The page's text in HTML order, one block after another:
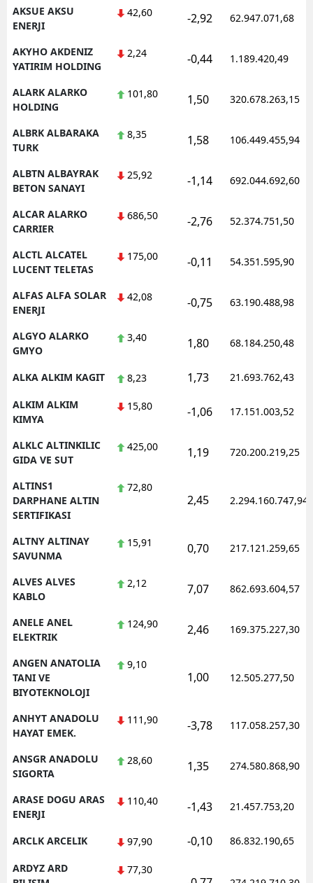
Sinop
Sivas
Trabzon
Uşak
Zonguldak
Aksaray
Batman
Yalova
Karabük
Osmaniye
AKSUE AKSU
ENERJI
42,60 -2,92 62.947.071,68
AKYHO AKDENIZ
YATIRIM HOLDING
2,24 -0,44 1.189.420,49
ALARK ALARKO
HOLDING
101,80 1,50 320.678.263,15
ALBRK ALBARAKA
TURK
8,35 1,58 106.449.455,94
ALBTN ALBAYRAK
BETON SANAYI
25,92 -1,14 692.044.692,60
ALCAR ALARKO
CARRIER
686,50 -2,76 52.374.751,50
ALCTL ALCATEL
LUCENT TELETAS
175,00 -0,11 54.351.595,90
ALFAS ALFA SOLAR
ENERJI
42,08 -0,75 63.190.488,98
ALGYO ALARKO
GMYO
3,40 1,80 68.184.250,48
ALKA ALKIM KAGIT 8,23 1,73 21.693.762,43
ALKIM ALKIM
KIMYA
15,80 -1,06 17.151.003,52
ALKLC ALTINKILIC
GIDA VE SUT
425,00 1,19 720.200.219,25
ALTINS1
DARPHANE ALTIN
SERTIFIKASI
72,80
2,45 2.294.160.747,94
ALTNY ALTINAY
SAVUNMA
15,91 0,70 217.121.259,65
ALVES ALVES
KABLO
2,12 7,07 862.693.604,57
ANELE ANEL
ELEKTRIK
124,90 2,46 169.375.227,30
ANGEN ANATOLIA
TANI VE
BIYOTEKNOLOJI
9,10
1,00 12.505.277,50
ANHYT ANADOLU
HAYAT EMEK.
111,90 -3,78 117.058.257,30
ANSGR ANADOLU
SIGORTA
28,60 1,35 274.580.868,90
ARASE DOGU ARAS
ENERJI
110,40 -1,43 21.457.753,20
ARCLK ARCELIK 97,90 -0,10 86.832.190,65
ARDYZ ARD
77,30